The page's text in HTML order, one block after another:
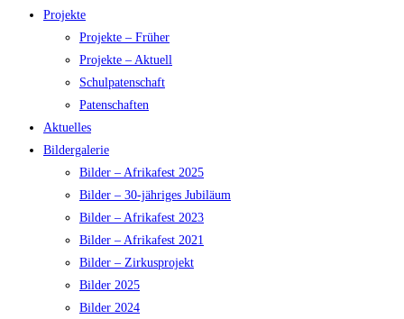
Projekte
Projekte – Früher
Projekte – Aktuell
Schulpatenschaft
Patenschaften
Aktuelles
Bildergalerie
Bilder – Afrikafest 2025
Bilder – 30-jähriges Jubiläum
Bilder – Afrikafest 2023
Bilder – Afrikafest 2021
Bilder – Zirkusprojekt
Bilder 2025
Bilder 2024